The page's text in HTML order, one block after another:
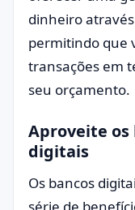
dinheiro
permitindo que
transações em
seu orçamento.
Aproveite os
digitais
Os bancos